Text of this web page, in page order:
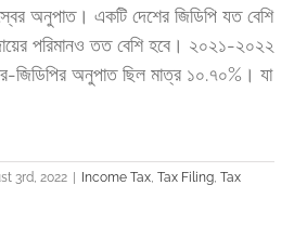
অনুপাত। একটি দেশের জিডিপি যত বেশি
পরিমানও তত বেশি হবে। ২০২১-২০২২
জিডিপির অনুপাত ছিল মাত্র ১০.৭০%। যা
3rd, 2022 | Income Tax Tax Filing Tax